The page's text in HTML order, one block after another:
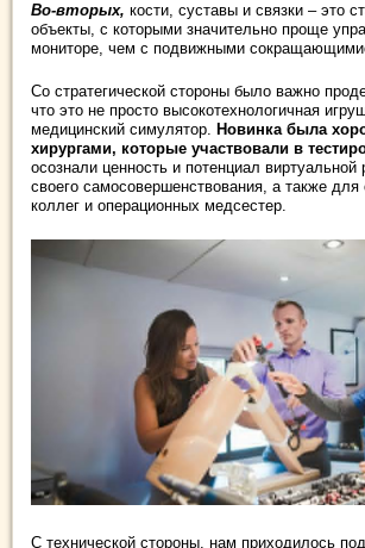
Во-вторых, кости, суставы и связки – это
объекты, с которыми значительно проще
мониторе, чем с подвижными
Со стратегической стороны было важно
что это не просто высокотехнологичная
медицинский симулятор. Новинка была
хирургами, которые участвовали в
осознали ценность и потенциал виртуальной
своего самосовершенствования, а также
коллег и операционных медсестер.
С технической стороны, нам приходилось